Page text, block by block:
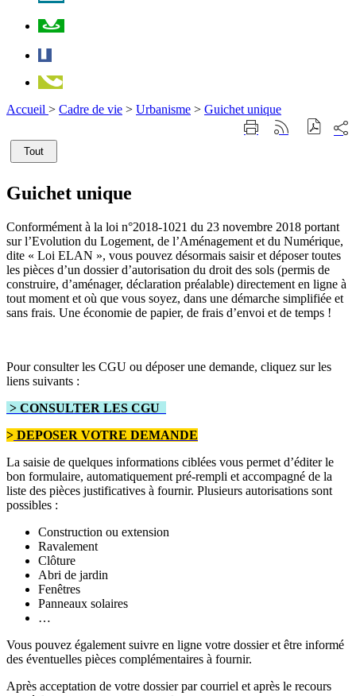
Accueil > Cadre de vie > Urbanisme > Guichet unique
ImprimerGénérer
sur
Tout
Guichet unique
Conformément à la loi n°2018-1021 du 23 novembre 2018 portant
sur l’Evolution du Logement, de l’Aménagement et du Numérique,
dite « Loi ELAN », vous pouvez désormais saisir et déposer toutes
les pièces d’un dossier d’autorisation du droit des sols (permis de
construire, d’aménager, déclaration préalable) directement en ligne à
tout moment et où que vous soyez, dans une démarche simplifiée et
sans frais. Une économie de papier, de frais d’envoi et de temps !
Pour consulter les CGU ou déposer une demande, cliquez sur les
liens suivants :
> CONSULTER LES CGU
> DEPOSER VOTRE DEMANDE
La saisie de quelques informations ciblées vous permet d’éditer le
bon formulaire, automatiquement pré-rempli et accompagné de la
liste des pièces justificatives à fournir. Plusieurs autorisations sont
possibles :
Construction ou extension
Ravalement
Clôture
Abri de jardin
Fenêtres
Panneaux solaires
…
Vous pouvez également suivre en ligne votre dossier et être informé
des éventuelles pièces complémentaires à fournir.
Après acceptation de votre dossier par courriel et après le recours